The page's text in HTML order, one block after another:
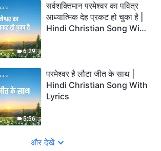
6:29
सर्वशक्तिमान परमेश्वर का पवित्र
आध्यात्मिक देह प्रकट हो चुका है |
Hindi Christian Song With
5:56
परमेश्वर है लौटा जीत के साथ |
Hindi Christian Song With
Lyrics
और देखें